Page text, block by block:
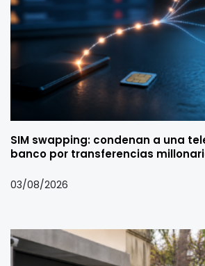
SIM swapping: condenan a una
banco por transferencias
03/08/2026